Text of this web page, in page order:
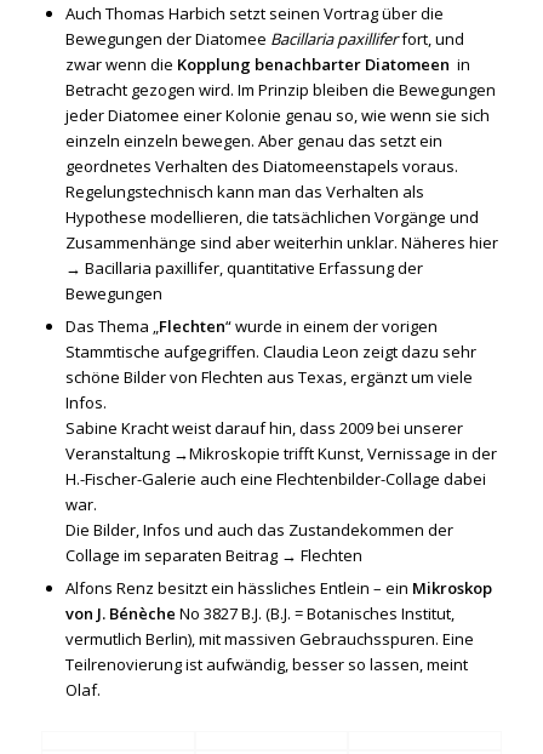
Auch Thomas Harbich setzt seinen Vortrag über die
Bewegungen der Diatomee Bacillaria paxilliferfort, und
zwar wenn die Kopplung benachbarter Diatomeen in
Betracht gezogen wird. Im Prinzip bleiben die Bewegungen
jeder Diatomee einer Kolonie genau so, wie wenn sie sich
einzeln einzeln bewegen. Aber genau das setzt ein
geordnetes Verhalten des Diatomeenstapels voraus.
Regelungstechnisch kann man das Verhalten als
Hypothese modellieren, die tatsächlichen Vorgänge und
Zusammenhänge sind aber weiterhin unklar. Näheres hier
→ Bacillaria paxillifer, quantitative Erfassung der
Bewegungen
Das Thema „Flechten“ wurde in einem der vorigen
Stammtische aufgegriffen. Claudia Leon zeigt dazu sehr
schöne Bilder von Flechten aus Texas, ergänzt um viele
Infos.
Sabine Kracht weist darauf hin, dass 2009 bei unserer
Veranstaltung →Mikroskopie trifft Kunst, Vernissage in der
H.-Fischer-Galerie auch eine Flechtenbilder-Collage dabei
war.
Die Bilder, Infos und auch das Zustandekommen der
Collage im separaten Beitrag → Flechten
Alfons Renz besitzt ein hässliches Entlein – ein Mikroskop
von J. Bénèche No 3827 B.J. (B.J. = Botanisches Institut,
vermutlich Berlin), mit massiven Gebrauchsspuren. Eine
Teilrenovierung ist aufwändig, besser so lassen, meint
Olaf.